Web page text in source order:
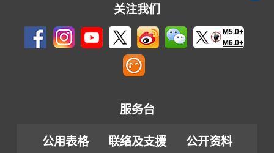
关注我们
M5.0+
M6.0+
服务台
公用表格 联络及支援
公开资料